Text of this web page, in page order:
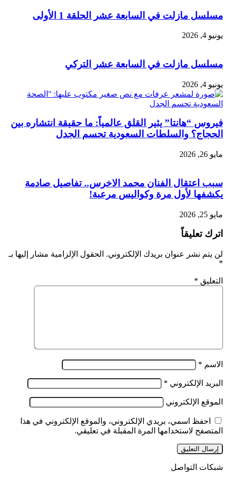
مسلسل مازلت في السابعة عشر الحلقة 1 الأولى
يونيو 4, 2026
مسلسل مازلت في السابعة عشر التركي
يونيو 4, 2026
فيروس “هانتا” يثير القلق عالمياً: ما حقيقة انتشاره بين
الحجاج؟ والسلطات السعودية تحسم الجدل
مايو 26, 2026
سبب اعتقال الفنان محمد الاخرس.. تفاصيل صادمة
يكشفها لأول مرة وكواليس مرعبة!
مايو 25, 2026
اترك تعليقاً
لن يتم نشر عنوان بريدك الإلكتروني. الحقول الإلزامية مشار إليها بـ
*
التعليق *
الاسم *
البريد الإلكتروني *
الموقع الإلكتروني
احفظ اسمي، بريدي الإلكتروني، والموقع الإلكتروني في هذا
المتصفح لاستخدامها المرة المقبلة في تعليقي.
شبكات التواصل